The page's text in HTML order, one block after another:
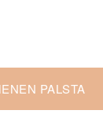
PALSTA